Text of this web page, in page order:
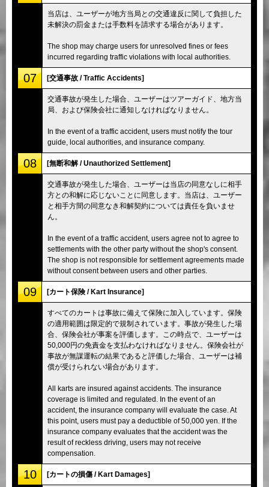
当店は、ユーザーが地方当局との交通違反に関して負担した
未解決の罰金または手数料を請求する場合があります。
The shop may charge users for unresolved fines or fees
incurred regarding traffic violations with local authorities.
07 [交通事故 / Traffic Accidents]
交通事故が発生した場合、ユーザーはツアーガイド、地方当
局、および保険会社に通知しなければなりません。
In the event of a traffic accident, users must notify the tour
guide, local authorities, and insurance company.
08 [無断和解 / Unauthorized Settlement]
交通事故が発生した場合、ユーザーは当店の同意なしに相手
方との和解に応じないことに同意します。当店は、ユーザー
と相手方間の同意なき和解契約については責任を負いませ
ん。
In the event of a traffic accident, users agree not to agree to
settlements with the other party without the shop's consent.
The shop is not responsible for settlement agreements made
without consent between users and other parties.
09 [カート保険 / Kart Insurance]
すべてのカートは事故に備えて保険に加入しています。保険
の適用範囲は限定的で規制されています。事故が発生した場
合、保険会社が事案を評価します。この時点で、ユーザーは
50,000円の免責金を支払わなければなりません。保険会社が
事故が無謀運転の結果であると評価した場合、ユーザーは補
償が受けられない場合があります。
All karts are insured against accidents. The insurance
coverage is limited and regulated. In the event of an
accident, the insurance company will evaluate the case. At
this point, users must pay a deductible of 50,000 yen. If the
insurance company evaluates that the accident was the
result of reckless driving, users may not receive
compensation.
10 [カートの損傷 / Kart Damages]